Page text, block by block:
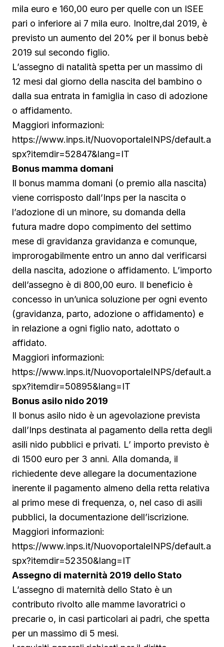
mila euro e 160,00 euro per quelle con un ISEE
pari o inferiore ai 7 mila euro. Inoltre,dal 2019, è
previsto un aumento del 20% per il bonus bebè
2019 sul secondo figlio.
L’assegno di natalità spetta per un massimo di
12 mesi dal giorno della nascita del bambino o
dalla sua entrata in famiglia in caso di adozione
o affidamento.
Maggiori informazioni:
https://www.inps.it/NuovoportaleINPS/default.a
spx?itemdir=52847&lang=IT
Bonus mamma domani
Il bonus mamma domani (o premio alla nascita)
viene corrisposto dall’Inps per la nascita o
l’adozione di un minore, su domanda della
futura madre dopo compimento del settimo
mese di gravidanza gravidanza e comunque,
improrogabilmente entro un anno dal verificarsi
della nascita, adozione o affidamento. L’importo
dell’assegno è di 800,00 euro. Il beneficio è
concesso in un’unica soluzione per ogni evento
(gravidanza, parto, adozione o affidamento) e
in relazione a ogni figlio nato, adottato o
affidato.
Maggiori informazioni:
https://www.inps.it/NuovoportaleINPS/default.a
spx?itemdir=50895&lang=IT
Bonus asilo nido 2019
Il bonus asilo nido è un agevolazione prevista
dall’Inps destinata al pagamento della retta degli
asili nido pubblici e privati. L’ importo previsto è
di 1500 euro per 3 anni. Alla domanda, il
richiedente deve allegare la documentazione
inerente il pagamento almeno della retta relativa
al primo mese di frequenza, o, nel caso di asili
pubblici, la documentazione dell’iscrizione.
Maggiori informazioni:
https://www.inps.it/NuovoportaleINPS/default.a
spx?itemdir=52350&lang=IT
Assegno di maternità 2019 dello Stato
L’assegno di maternità dello Stato è un
contributo rivolto alle mamme lavoratrici o
precarie o, in casi particolari ai padri, che spetta
per un massimo di 5 mesi.